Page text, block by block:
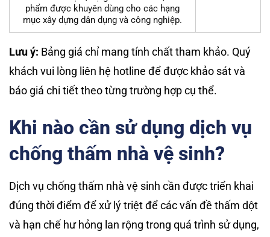
phẩm được khuyên dùng cho các hạng
mục xây dựng dân dụng và công nghiệp.
Lưu ý: Bảng giá chỉ mang tính chất tham khảo. Quý
khách vui lòng liên hệ hotline để được khảo sát và
báo giá chi tiết theo từng trường hợp cụ thể.
Khi nào cần sử dụng dịch vụ
chống thấm nhà vệ sinh?
Dịch vụ chống thấm nhà vệ sinh cần được triển khai
đúng thời điểm để xử lý triệt để các vấn đề thấm dột
và hạn chế hư hỏng lan rộng trong quá trình sử dụng,